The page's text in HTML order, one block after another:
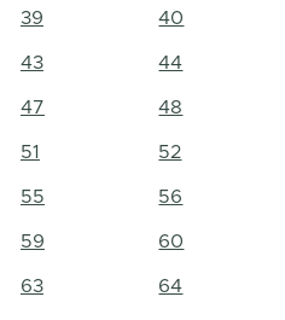
39 40
43 44
47 48
51 52
55 56
59 60
63 64